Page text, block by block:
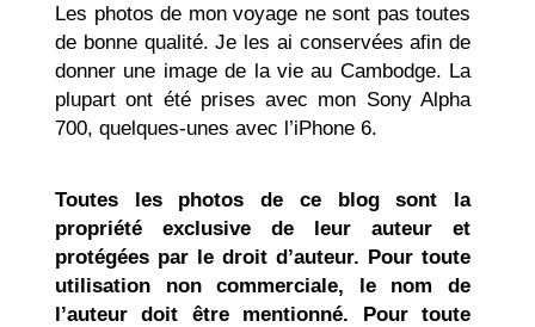
Les photos de mon voyage ne sont pas toutes
de bonne qualité. Je les ai conservées afin de
donner une image de la vie au Cambodge. La
plupart ont été prises avec mon Sony Alpha
700, quelques-unes avec l’iPhone 6.
Toutes les photos de ce blog sont la
propriété exclusive de leur auteur et
protégées par le droit d’auteur. Pour toute
utilisation non commerciale, le nom de
l’auteur doit être mentionné. Pour toute